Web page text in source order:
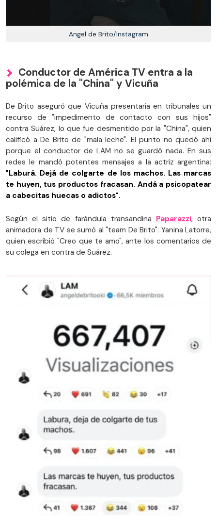
Angel de Brito/Instagram
Conductor de América TV entra a la
polémica de la "China" y Vicuña
De Brito aseguró que Vicuña presentaría en tribunales un
recurso de "impedimento de contacto con sus hijos"
contra Suárez, lo que fue desmentido por la "China", quien
calificó a De Brito de "mala leche". El punto no quedó ahí
porque el conductor de LAM no se guardó nada. En sus
redes le mandó potentes mensajes a la actriz argentina:
"Laburá. Dejá de colgarte de los machos. Las marcas
te huyen, tus productos fracasan. Andá a psicopatear
a cabecitas huecas o adictos".
Según el sitio de farándula transandina Paparazzi, otra
animadora de TV se sumó al "team De Brito": Yanina Latorre,
quien escribió "Creo que te amo", ante los comentarios de
su colega en contra de Suárez.